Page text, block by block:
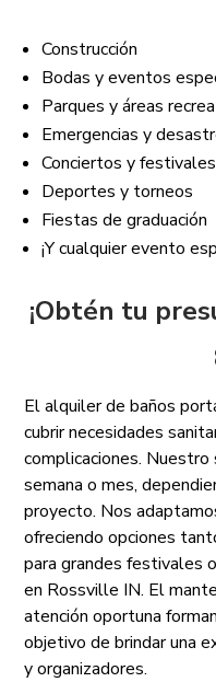
Construcción
Bodas y eventos
Parques y áreas
Emergencias y
Conciertos y festivales
Deportes y torneos
Fiestas de graduación
¡Y cualquier evento
¡Obtén tu
El alquiler de baños
cubrir necesidades
complicaciones.
semana o mes,
proyecto. Nos
ofreciendo opciones
para grandes festivales
en Rossville IN. El
atención oportuna
objetivo de brindar una
y organizadores.